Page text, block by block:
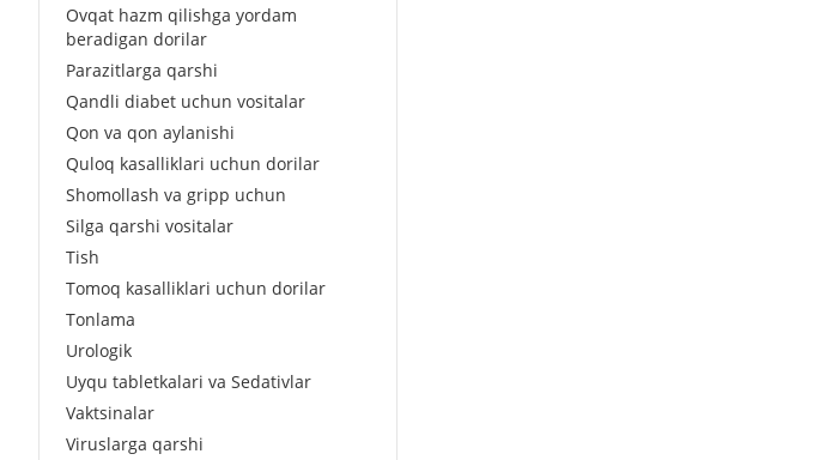
Ovqat hazm qilishga yordam
beradigan dorilar
Parazitlarga qarshi
Qandli diabet uchun vositalar
Qon va qon aylanishi
Quloq kasalliklari uchun dorilar
Shomollash va gripp uchun
Silga qarshi vositalar
Tish
Tomoq kasalliklari uchun dorilar
Tonlama
Urologik
Uyqu tabletkalari va Sedativlar
Vaktsinalar
Viruslarga qarshi